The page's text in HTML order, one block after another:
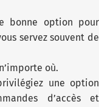
bonne option pour
servez souvent de
où.
une option
d’accès et